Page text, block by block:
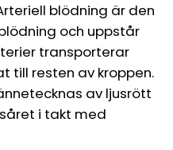
blödning är den
och uppstår
transporterar
till resten av kroppen.
av ljusrött
i takt med